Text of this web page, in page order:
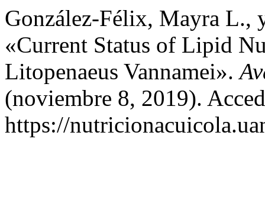
González-Félix, Mayra L.,
«Current Status of Lipid
Litopenaeus Vannamei».
(noviembre 8, 2019).
https://